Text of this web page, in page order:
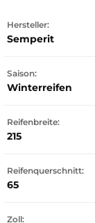
Hersteller:
Semperit
Saison:
Winterreifen
Reifenbreite:
215
Reifenquerschnitt:
65
Zoll: